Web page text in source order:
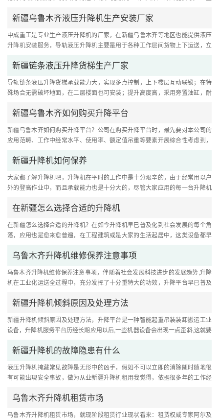
新疆乌鲁木齐液压升降机生产安装厂家
中成重工是专业生产液压升降机的厂家，在新疆乌鲁木齐等地区也能提供液压
升降机安装服务，导轨液压升降机主要是用于各种工作层间货物上下运送，立
新疆链条液压升降货梯生产厂家
导轨链条液压升降货梯承载能力大，实现多点控制，上下楼层互动联锁；在特
殊场合无需破坏地面，在二层楼面也可安装；提升高度高，采用旁置油缸，耐
新疆乌鲁木齐如何购买升降平台
新疆乌鲁木齐如何购买升降平台？公司在购买升降平台时，最先要对本公司的
应用范畴、工作中经常水平、使用率、额定值吊重等要素开展综合性考虑到，
新疆升降机如何保养
大家都了解升降机吧，升降机在平时的工作中是十分艰辛的，由于经常用以户
外的登高作业中，而且承载能力也是十分大的，尽管大家应用的每一台升降机
在新疆怎么选择合适的升降机
在新疆怎么选择合适的升降机？在如今升降机早已普及化到社会发展的每个角
落，应用也是愈来愈普遍，在工程建筑或是大家的生活起居中，这类设备都早
乌鲁木齐升降机维修保养注意事项
乌鲁木齐升降机维修保养注意事项，伴随着社会发展科技进步的发展趋势,升降
机在工业化运送全过程中，充分发挥了十分重特大的功效，升降平台早已普及
新疆升降机倾斜原因及处理方法
新疆升降机倾斜原因及处理方法，升降平台是一种智能起重吊装装卸搬运工业
设备，升降机服务平台历经长期应用以后,一些机器设备会出现一点歪斜,这就要
新疆升降机的故障隐患有什么
液压升降机掩藏常见故障是无形中的凶手，假如不可以立即的消除随时随地很
有可能出現安全事故，做为从业新疆升降机租用我觉得，依据很多年的工作经
乌鲁木齐升降机租赁市场
乌鲁木齐升降机租赁市场，就现阶段租赁行业现状看来：租赁权威专家阿尔及